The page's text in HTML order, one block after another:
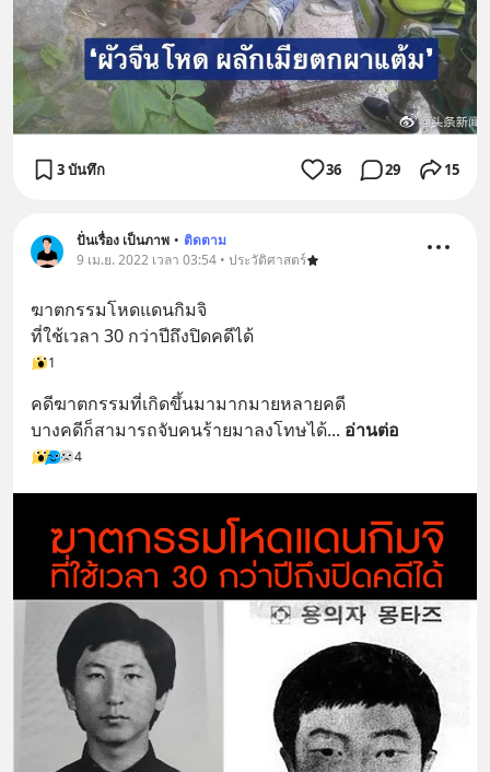
3 บันทึก 36 29 15
ปั่นเรื่อง เป็นภาพ • ติดตาม
9 เม.ย. 2022 เวลา 03:54 • ประวัติศาสตร์
ฆาตกรรมโหดแดนกิมจิ
ที่ใช้เวลา 30 กว่าปีถึงปิดคดีได้
1
คดีฆาตกรรมที่เกิดขึ้นมามากมายหลายคดี
บางคดีก็สามารถจับคนร้ายมาลงโทษได้... อ่านต่อ
4